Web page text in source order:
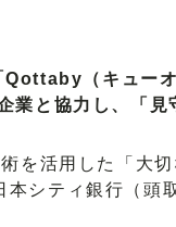
Qottaby（キュー
業と協力し、「
を活用した「大
本シティ銀行（